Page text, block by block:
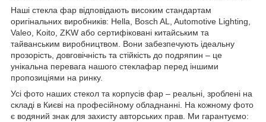
Наші стекла фар відповідають високим стандартам
оригінальних виробників: Hella, Bosch AL, Automotive Lighting,
Valeo, Koito, ZKW або сертифіковані китайським та
тайванським виробництвом. Вони забезпечують ідеальну
прозорість, довговічність та стійкість до подряпин – це
унікальна перевага нашого стеклафар перед іншими
пропозиціями на ринку.
Усі фото наших стекол та корпусів фар – реальні, зроблені на
складі в Києві на професійному обладнанні. На кожному фото
є водяний знак для захисту авторських прав. Ми гарантуємо: